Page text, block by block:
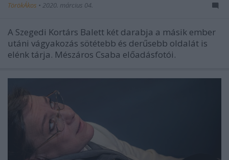
TörökÁkos • 2020. március 04.
A Szegedi Kortárs Balett két darabja a másik ember
utáni vágyakozás sötétebb és derűsebb oldalát is
elénk tárja. Mészáros Csaba előadásfotói.